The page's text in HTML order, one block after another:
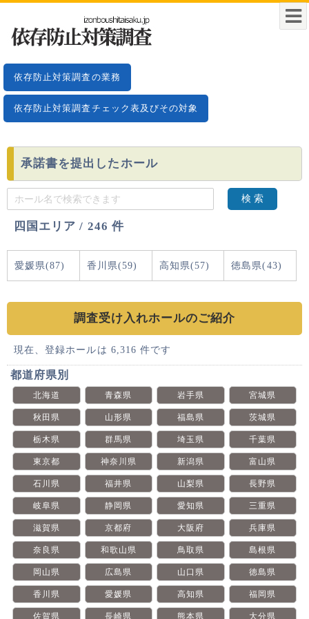
依存防止対策調査の業務
依存防止対策調査チェック表及びその対象
調査受け入れホールのご紹介
現在、登録ホールは 6,316 件です
都道府県別
北海道 青森県 岩手県 宮城県
秋田県 山形県 福島県 茨城県
栃木県 群馬県 埼玉県 千葉県
東京都 神奈川県 新潟県 富山県
石川県 福井県 山梨県 長野県
岐阜県 静岡県 愛知県 三重県
滋賀県 京都府 大阪府 兵庫県
奈良県 和歌山県 鳥取県 島根県
岡山県 広島県 山口県 徳島県
香川県 愛媛県 高知県 福岡県
佐賀県 長崎県 熊本県 大分県
承諾書を提出したホール
検 索
四国エリア / 246 件
愛媛県(87) 香川県(59) 高知県(57) 徳島県(43)